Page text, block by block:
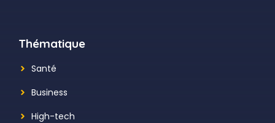
Thématique
Santé
Business
High-tech